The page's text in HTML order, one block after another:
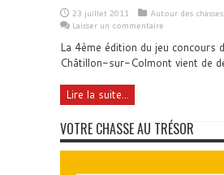
23 juillet 2011
Autour des
Laisser un commentaire
La 4ème édition du jeu concours
Châtillon-sur-Colmont vient de
Lire la suite...
VOTRE CHASSE AU TRÉSOR